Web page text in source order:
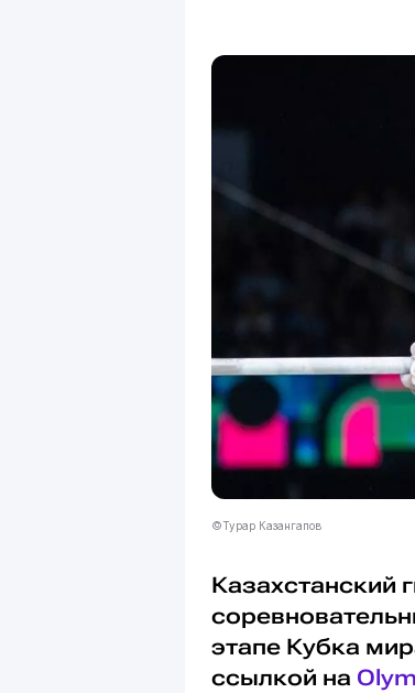
©Турар Казангапов
Казахстанский
этапе Кубка
ссылкой на